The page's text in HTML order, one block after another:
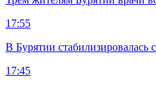
17:55
В Бурятии
17:45